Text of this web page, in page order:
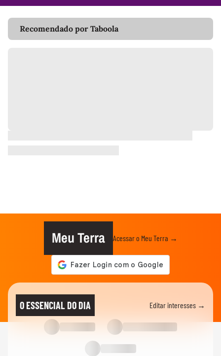
Recomendado por Taboola
Meu Terra Acessar o Meu Terra →
O ESSENCIAL DO DIA Editar interesses →